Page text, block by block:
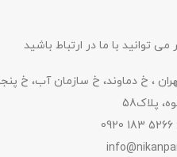
توانید با ما در ارتباط باشید
تهران ، خ دماوند، خ سازمان آب، خ
پلاک58